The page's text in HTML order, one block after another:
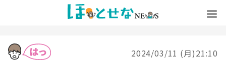
2024/03/11 (月)21:10